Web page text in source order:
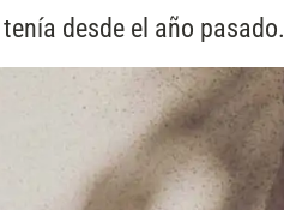
desde el año pasado.